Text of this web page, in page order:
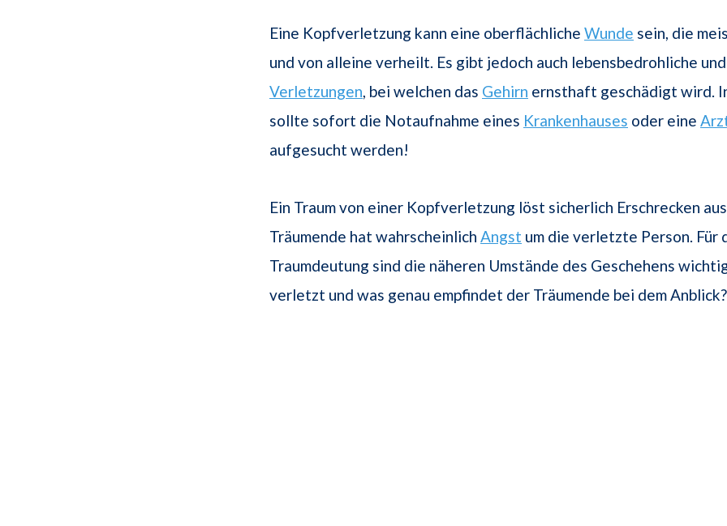
Eine Kopfverletzung kann eine oberflächliche Wunde sein, die
und von alleine verheilt. Es gibt jedoch auch lebensbedrohliche
Verletzungen, bei welchen das Gehirn ernsthaft geschädigt wird.
sollte sofort die Notaufnahme eines Krankenhauses oder eine
aufgesucht werden!
Ein Traum von einer Kopfverletzung löst sicherlich Erschrecken
Träumende hat wahrscheinlich Angst um die verletzte Person. Für
Traumdeutung sind die näheren Umstände des Geschehens
verletzt und was genau empfindet der Träumende bei dem Anblick?